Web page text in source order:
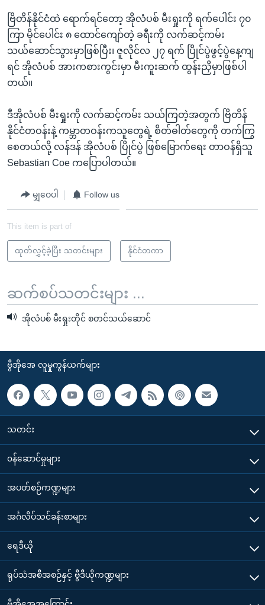
ဗြိတိန်နိုင်ငံထဲ ရောက်ရင်တော့ အိုလံပစ် မီးရှုးကို ရက်ပေါင်း ၇၀
ကြာ မိုင်ပေါင်း ၈ ထောင်ကျော်တဲ့ ခရီးကို လက်ဆင့်ကမ်း
သယ်ဆောင်သွားမှာဖြစ်ပြီး၊ ဇူလိုင်လ ၂၇ ရက် ပြိုင်ပွဲဖွင့်ပွဲနေ့ကျ
ရင် အိုလံပစ် အားကစားကွင်းမှာ မီးကူးဆက် ထွန်းညှိမှာဖြစ်ပါ
တယ်။
ဒီအိုလံပစ် မီးရှုးကို လက်ဆင့်ကမ်း သယ်ကြတဲ့အတွက် ဗြိတိန်
နိုင်ငံတဝန်းနဲ့ ကမ္ဘာတဝန်းကသူတွေရဲ့ စိတ်ဓါတ်တွေကို တက်ကြွ
စေတယ်လို့ လန်ဒန် အိုလံပစ် ပြိုင်ပွဲ ဖြစ်မြောက်ရေး တာဝန်ရှိသူ
Sebastian Coe ကပြောပါတယ်။
မျှဝေပါ Follow us
This item is part of
ထုတ်လွှင့်ခဲ့ပြီး သတင်းများ နိုင်ငံတကာ
ဆက်စပ်သတင်းများ ...
အိုလံပစ် မီးရှုးတိုင် စတင်သယ်ဆောင်
ဗွီအိုအေ လူမှုကွန်ယက်များ
သတင်း
၀န်ဆောင်မှုများ
အပတ်စဉ်ကဏ္ဍများ
အင်္ဂလိပ်သင်ခန်းစာများ
ရေဒီယို
ရုပ်သံအစီအစဉ်နှင့် ဗွီဒီယိုကဏ္ဍများ